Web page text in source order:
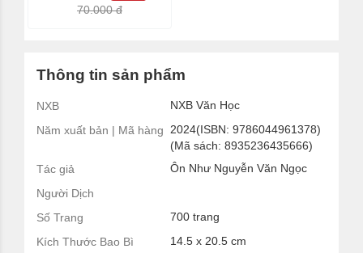
70.000 đ
Thông tin sản phẩm
NXB
NXB Văn Học
Năm xuất bản | Mã hàng 2024(ISBN: 9786044961378)
(Mã sách: 8935236435666)
Tác giả
Ôn Như Nguyễn Văn Ngọc
Người Dịch
Số Trang
700 trang
Kích Thước Bao Bì
14.5 x 20.5 cm